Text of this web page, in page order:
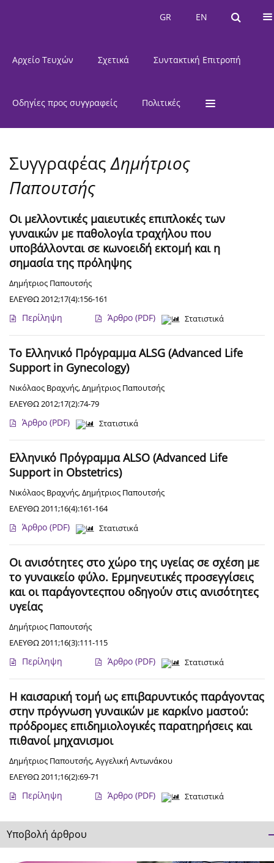
EN
GR EN
GR
Αρχείο Τευχών Σχετικά Συντακτική Επιτροπή
Οδηγίες προς συγγραφείς Πολιτικές
ΣυγγραφέαςΔημήτριος
Παπουτσής
Οι μελλοντικές μαιευτικές επιπλοκές των
γυναικών με παθολογία τραχήλου που
υποβάλλονται σε κωνοειδή εκτομή και η
σημασία της πρόληψης
Δημήτριος Παπουτσής
ΕΛΕΥΘΩ 2012;17(4):156-161
Περίληψη Άρθρο (PDF) Στατιστικά
Το Ελληνικό Πρόγραμμα ALSG (Advanced Life
Support in Gynecology)
Νικόλαος Βραχνής,Δημήτριος Παπουτσής
ΕΛΕΥΘΩ 2012;17(2):74-79
Άρθρο (PDF) Στατιστικά
Ελληνικό Πρόγραμμα ALSO (Advanced Life
Support in Obstetrics)
Νικόλαος Βραχνής,Δημήτριος Παπουτσής
ΕΛΕΥΘΩ 2011;16(4):161-164
Άρθρο (PDF) Στατιστικά
Οι ανισότητες στο χώρο της υγείας σε σχέση με
το γυναικείο φύλο. Ερμηνευτικές προσεγγίσεις
και οι παράγοντεςπου οδηγούν στις ανισότητες
υγείας
Δημήτριος Παπουτσής
ΕΛΕΥΘΩ 2011;16(3):111-115
Περίληψη Άρθρο (PDF) Στατιστικά
Η καισαρική τομή ως επιβαρυντικός παράγοντας
στην πρόγνωση γυναικών με καρκίνο μαστού:
πρόδρομες επιδημιολογικές παρατηρήσεις και
πιθανοί μηχανισμοι
Δημήτριος Παπουτσής,Αγγελική Αντωνάκου
ΕΛΕΥΘΩ 2011;16(2):69-71
Περίληψη Άρθρο (PDF) Στατιστικά
Υποβολή άρθρου